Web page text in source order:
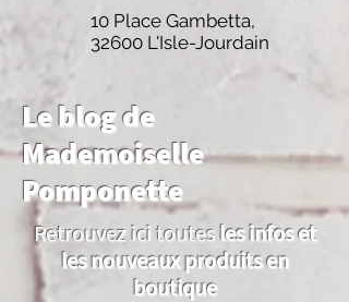
10 Place Gambetta,
32600 L'Isle-Jourdain
Le blog de
Mademoiselle
Pomponette
Retrouvez ici toutesles infos et
les nouveaux produits en
boutique